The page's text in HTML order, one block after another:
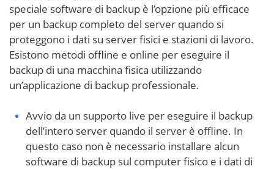
speciale software di backup è l’opzione più efficace
per un backup completo del server quando si
proteggono i dati su server fisici e stazioni di lavoro.
Esistono metodi offline e online per eseguire il
backup di una macchina fisica utilizzando
un’applicazione di backup professionale.
Avvio da un supporto live per eseguire il backup
dell’intero server quando il server è offline. In
questo caso non è necessario installare alcun
software di backup sul computer fisico e i dati di